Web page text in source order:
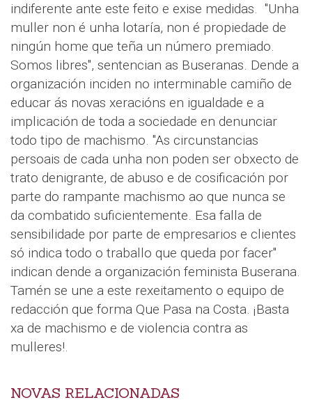
indiferente ante este feito e exise medidas. "Unha
muller non é unha lotaría, non é propiedade de
ningún home que teña un número premiado.
Somos libres", sentencian as Buseranas. Dende a
organización inciden no interminable camiño de
educar ás novas xeracións en igualdade e a
implicación de toda a sociedade en denunciar
todo tipo de machismo. "As circunstancias
persoais de cada unha non poden ser obxecto de
trato denigrante, de abuso e de cosificación por
parte do rampante machismo ao que nunca se
da combatido suficientemente. Esa falla de
sensibilidade por parte de empresarios e clientes
só indica todo o traballo que queda por facer"
indican dende a organización feminista Buserana.
Tamén se une a este rexeitamento o equipo de
redacción que forma Que Pasa na Costa. ¡Basta
xa de machismo e de violencia contra as
mulleres!.
NOVAS RELACIONADAS